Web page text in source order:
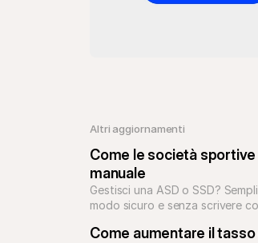
Altri aggiornamenti
Come le società
manuale
Gestisci una ASD o SSD?
modo sicuro e senza scrivere
Come aumentare il